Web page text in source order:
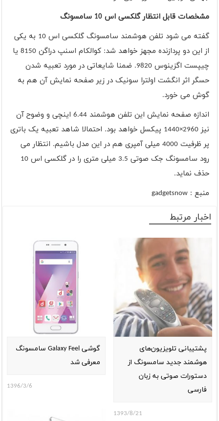
مشخصات قابل انتظار گلکسی اس 10 سامسونگ
گفته می شود تلفن هوشمند سامسونگ گلکسی اس 10 به یکی
از این دو پردازنده مجهز خواهد شد: کوالکام اسنپ دراگن 8150 یا
چیپست اگزینوس 9820. ضمنا شایعاتی در مورد تعبیه شدن
حسگر اثر انگشت اولترا سونیک در زیر صفحه نمایش آن هم به
گوش می خورد.
اندازه صفحه نمایش این تلفن هوشمند 6.44 اینچی و وضوح آن
نیز 2960×1440 پیکسل خواهد بود. احتمالا شاهد تعبیه یک باتری
پر ظرفیت 4000 میلی آمپری هم در این مدل باشیم. انتظار می
رود سامسونگ جک صوتی 3.5 میلی متری را در گلکسی اس 10
حذف نماید.
منبع : gadgetsnow
اخبار مرتبط
پشتیبانی تلویزیون‏‌های
هوشمند جدید سامسونگ از
دستورات صوتی به زبان
فارسی
1393/8/21
گوشی Galaxy Feel سامسونگ
معرفی شد
1396/3/6